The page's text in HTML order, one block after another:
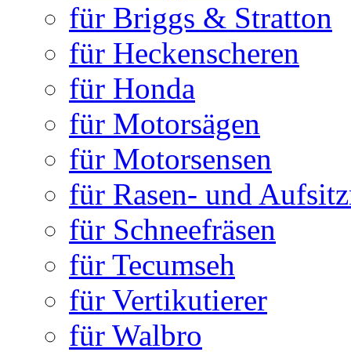
für Briggs & Stratton
für Heckenscheren
für Honda
für Motorsägen
für Motorsensen
für Rasen- und
für Schneefräsen
für Tecumseh
für Vertikutierer
für Walbro